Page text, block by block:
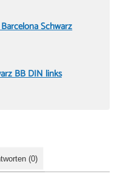
Schwarz
BB DIN links
(0)